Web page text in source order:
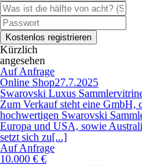
Kürzlich
angesehen
Auf Anfrage
Online Shop27.7.2025
Swarovski Luxus
Zum Verkauf steht eine GmbH,
hochwertigen Swarovski
Europa und USA, sowie
setzt sich zu[...]
Auf Anfrage
10.000 € €